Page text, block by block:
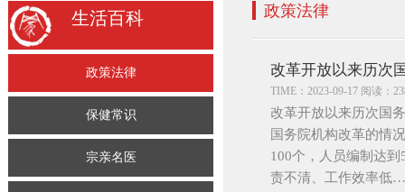
生活百科
政策法律
保健常识
宗亲名医
政策法律
改革开放以来历次
TIME：2023-09-17 阅读：
改革开放以来历次国
国务院机构改革的
100个，人员编制达
责不清、工作效率低…